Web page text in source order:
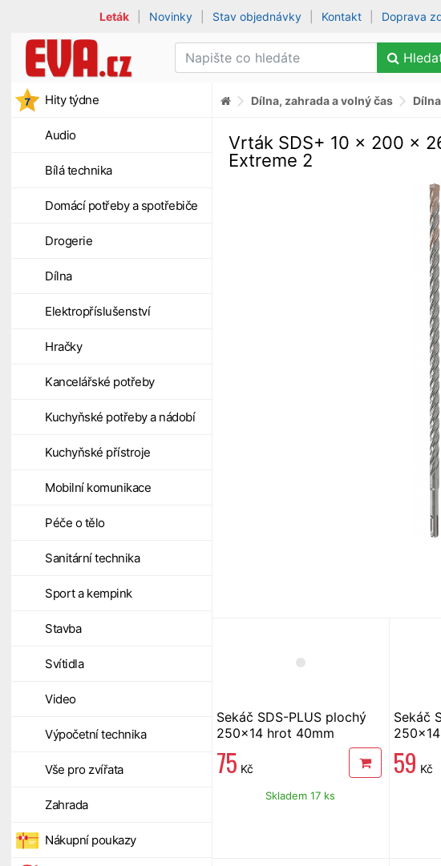
Leták Novinky Stav objednávky Kontakt Doprava
Hity týdne
Audio
Bílá technika
Domácí potřeby a spotřebiče
Drogerie
Dílna
Elektropříslušenství
Hračky
Kancelářské potřeby
Kuchyňské potřeby a nádobí
Kuchyňské přístroje
Mobilní komunikace
Péče o tělo
Sanitární technika
Sport a kempink
Stavba
Svítidla
Video
Výpočetní technika
Vše pro zvířata
Zahrada
Nákupní poukazy
Dílna, zahrada a volný čas Dílna
Vrták SDS+ 10 x 200 x
Extreme 2
Sekáč SDS-PLUS plochý
250x14 hrot 40mm
75 Kč
Skladem 17 ks
Sekáč
59 Kč